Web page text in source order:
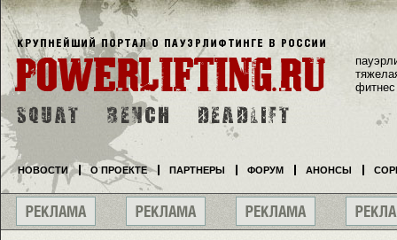
фитнес
НОВОСТИ О ПРОЕКТЕ ПАРТНЕРЫ ФОРУМ АНОНСЫ